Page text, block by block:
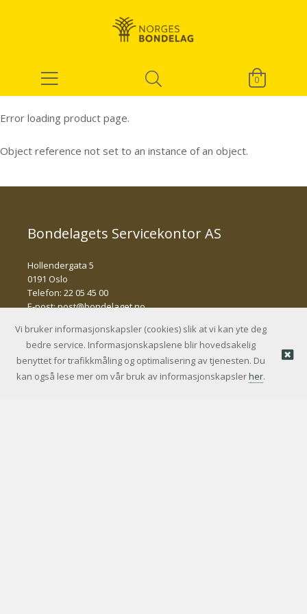
0
Error loading product page.
Object reference not set to an instance of an object.
Bondelagets Servicekontor AS
Hollendergata 5
0191 Oslo
Telefon: 22 05 45 00
E-post:post@bondelaget.no
© Bondelagets Servicekontor AS |Nettbutikk levert av
Kréatif
Vi bruker informasjonskapsler (cookies) slik at vi kan yte deg
bedre service. Informasjonskapslene blir hovedsakelig
benyttet for trafikkmåling og optimalisering av tjenesten. Du
kan også lese mer om vår bruk av informasjonskapslerher.